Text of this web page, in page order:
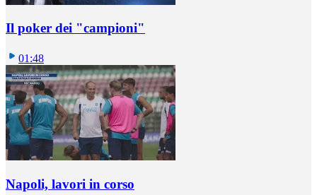
Il poker dei "campioni"
01:48
Napoli, lavori in corso